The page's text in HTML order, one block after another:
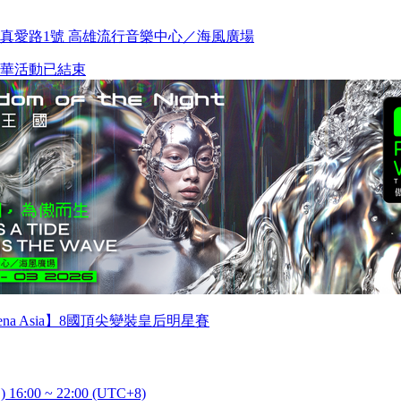
愛路1號 高雄流行音樂中心／海風廣場
活動已結束
Asia】8國頂尖變裝皇后明星賽
16:00 ~ 22:00 (UTC+8)